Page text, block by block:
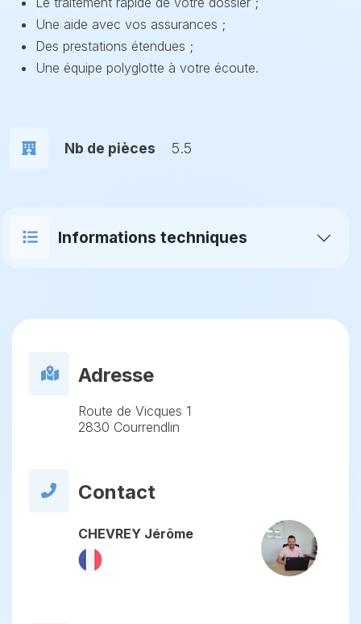
Une aide avec vos assurances ;
Des prestations étendues ;
Une équipe polyglotte à votre écoute.
Nb de pièces 5.5
Informations techniques
Adresse
Route de Vicques 1
2830 Courrendlin
Contact
CHEVREY Jérôme